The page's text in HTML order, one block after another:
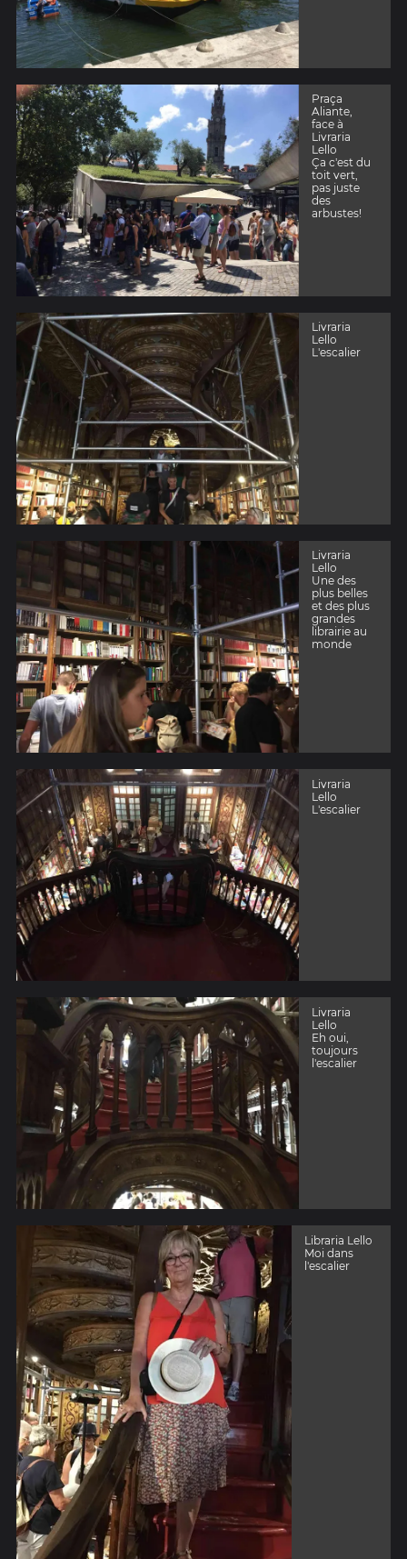
Praça
Aliante,
face à
Livraria
Lello
Ça c'est du
toit vert,
pas juste
des
arbustes!
Livraria
Lello
L'escalier
Livraria
Lello
Une des
plus belles
et des plus
grandes
librairie au
monde
Livraria
Lello
L'escalier
Livraria
Lello
Eh oui,
toujours
l'escalier
Libraria Lello
Moi dans
l'escalier